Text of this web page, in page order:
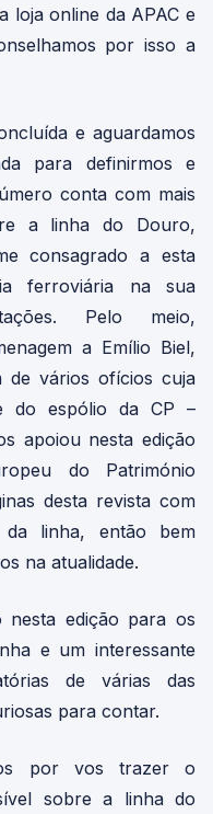
loja online da APAC e
por isso a
e aguardamos
para definirmos e
conta com mais
a linha do Douro,
consagrado a esta
ferroviária na sua
Pelo meio,
a Emílio Biel,
de vários ofícios cuja
do espólio da CP –
apoiou nesta edição
do Património
desta revista com
da linha, então bem
na atualidade.
nesta edição para os
e um interessante
de várias das
para contar.
por vos trazer o
sobre a linha do